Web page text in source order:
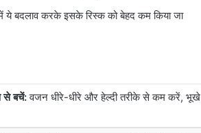
ये बदलाव करके इसके रिस्क को बेहद कम किया जा
से बचें:वजन धीरे-धीरे और हेल्दी तरीके से कम करें, भूखे